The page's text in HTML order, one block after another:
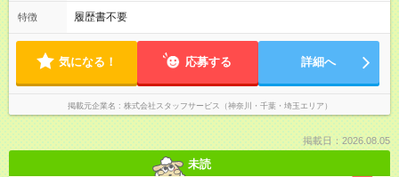
特徴 履歴書不要
気になる！ 応募する 詳細へ
掲載元企業名 株式会社スタッフサービス（神奈川・千葉・埼玉エリア）
掲載日：2026.08.05
未読